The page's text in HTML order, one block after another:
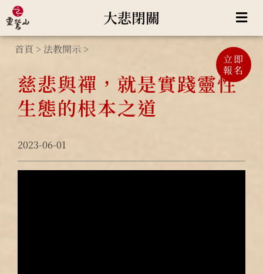
大悲閉關
立即
報名
首頁 > 法教開示 >
慈悲與禪，就是實踐靈性
生態的根本之道
2023-06-01